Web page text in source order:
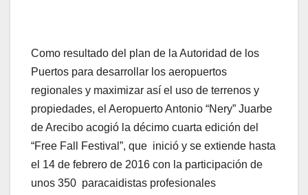
Como resultado del plan de la Autoridad de los
Puertos para desarrollar los aeropuertos
regionales y maximizar así el uso de terrenos y
propiedades, el Aeropuerto Antonio “Nery” Juarbe
de Arecibo acogió la décimo cuarta edición del
“Free Fall Festival”, que inició y se extiende hasta
el 14 de febrero de 2016 con la participación de
unos 350 paracaidistas profesionales